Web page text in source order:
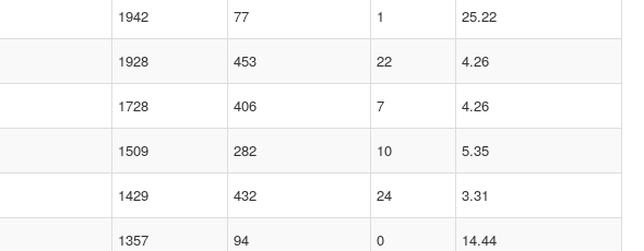
1942 77 1 25.22
1928 453 22 4.26
1728 406 7 4.26
1509 282 10 5.35
1429 432 24 3.31
1357 94 0 14.44